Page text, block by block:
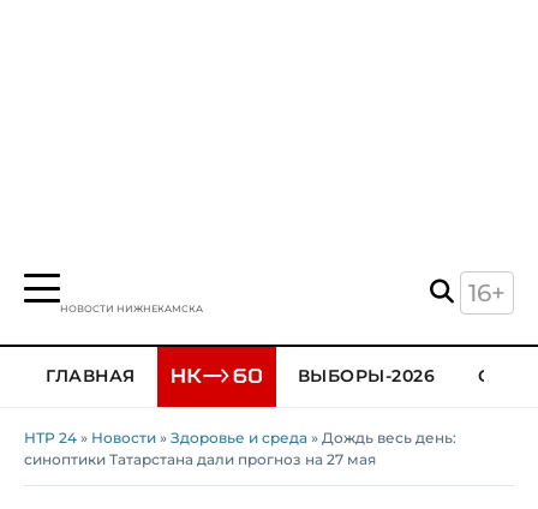
НОВОСТИ НИЖНЕКАМСКА
16+
ГЛАВНАЯ ВЫБОРЫ-2026
НТР 24 » Новости » Здоровье и среда » Дождь весь день:
синоптики Татарстана дали прогноз на 27 мая